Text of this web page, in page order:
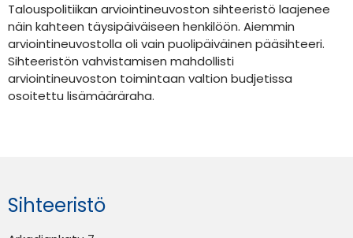
Talouspolitiikan arviointineuvoston sihteeristö laajenee
näin kahteen täysipäiväiseen henkilöön. Aiemmin
arviointineuvostolla oli vain puolipäiväinen pääsihteeri.
Sihteeristön vahvistamisen mahdollisti
arviointineuvoston toimintaan valtion budjetissa
osoitettu lisämääräraha.
Sihteeristö